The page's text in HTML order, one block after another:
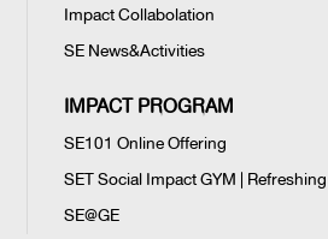
Impact Collabolation
SE News&Activities
IMPACT PROGRAM
SE101 Online Offering
SET Social Impact GYM |
SE@GE